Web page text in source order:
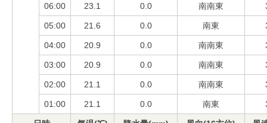
06:00 23.1 0.0 南南東
05:00 21.6 0.0 南東
04:00 20.9 0.0 南南東
03:00 20.9 0.0 南南東
02:00 21.1 0.0 南南東
01:00 21.1 0.0 南東